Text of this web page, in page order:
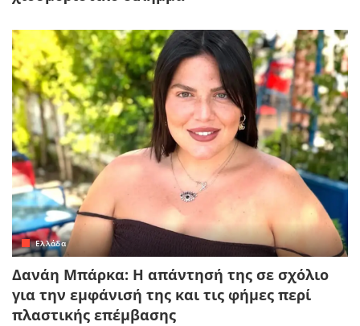
Ελλάδα
Δανάη Μπάρκα: Η απάντησή της σε σχόλιο
για την εμφάνισή της και τις φήμες περί
πλαστικής επέμβασης